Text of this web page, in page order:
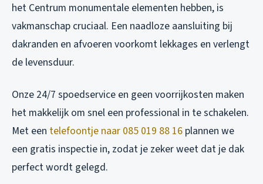
het Centrum monumentale elementen hebben, is
vakmanschap cruciaal. Een naadloze aansluiting bij
dakranden en afvoeren voorkomt lekkages en verlengt
de levensduur.
Onze 24/7 spoedservice en geen voorrijkosten maken
het makkelijk om snel een professional in te schakelen.
Met een telefoontje naar 085 019 88 16 plannen we
een gratis inspectie in, zodat je zeker weet dat je dak
perfect wordt gelegd.